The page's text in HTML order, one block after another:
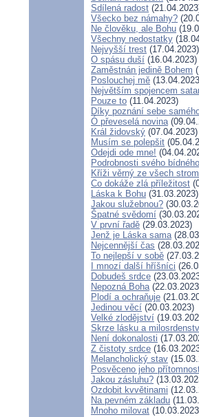
Sdílená radost
Všecko bez námahy?
Ne člověku, ale Bohu
Všechny nedostatky
Nejvyšší trest (17.04.2023)
O spásu duší (16.04.2023)
Zaměstnán jedině Bohem
Poslouchej mě
Největším spojencem
Pouze to (11.04.2023)
Díky poznání sebe
Ó převeselá novina
Král židovský (07.04.2023)
Musím se polepšit
Odejdi ode mne!
Podrobnosti svého
Kříži věrný ze všech
Co dokáže zlá příležitost
Láska k Bohu (31.03.2023)
Jakou služebnou?
Špatné svědomí
V první řadě (29.03.2023)
Jenž je Láska sama
Nejcennější čas
To nejlepší v sobě
I mnozí další hříšníci
Dobudeš srdce
Nepozná Boha
Plodí a ochraňuje
Jedinou věcí (20.03.2023)
Velké zlodějství
Skrze lásku a
Není dokonalosti
Z čistoty srdce
Melancholický stav
Posvěceno jeho
Jakou zásluhu?
Ozdobit kvvětinami
Na pevném základu
Mnoho milovat